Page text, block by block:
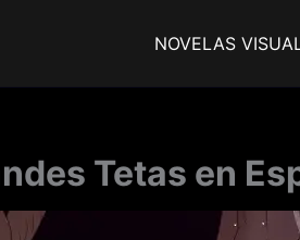
NOVELAS
Tetas en